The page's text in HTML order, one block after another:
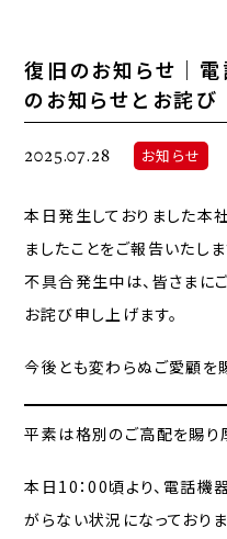
復旧のお知らせ｜
のお知らせとお詫び
2025.07.28 お知らせ
本日発生しておりました本
ましたことをご報告いたしま
不具合発生中は、皆さまに
お詫び申し上げます。
今後とも変わらぬご愛顧を
平素は格別のご高配を賜り
本日10：00頃より、電話
がらない状況になっておりま